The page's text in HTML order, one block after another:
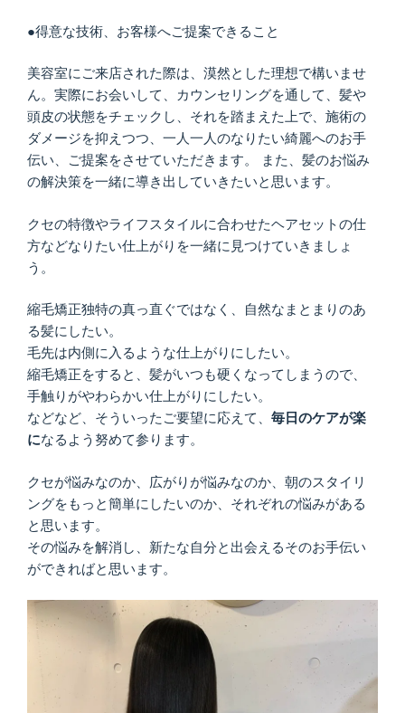
●得意な技術、お客様へご提案できること
美容室にご来店された際は、漠然とした理想で構いませ
ん。実際にお会いして、カウンセリングを通して、髪や
頭皮の状態をチェックし、それを踏まえた上で、施術の
ダメージを抑えつつ、一人一人のなりたい綺麗へのお手
伝い、ご提案をさせていただきます。 また、髪のお悩み
の解決策を一緒に導き出していきたいと思います。
クセの特徴やライフスタイルに合わせたヘアセットの仕
方などなりたい仕上がりを一緒に見つけていきましょ
う。
縮毛矯正独特の真っ直ぐではなく、自然なまとまりのあ
る髪にしたい。
毛先は内側に入るような仕上がりにしたい。
縮毛矯正をすると、髪がいつも硬くなってしまうので、
手触りがやわらかい仕上がりにしたい。
などなど、そういったご要望に応えて、 毎日のケアが楽
になるよう努めて参ります。
クセが悩みなのか、広がりが悩みなのか、朝のスタイリ
ングをもっと簡単にしたいのか、それぞれの悩みがある
と思います。
その悩みを解消し、新たな自分と出会えるそのお手伝い
ができればと思います。